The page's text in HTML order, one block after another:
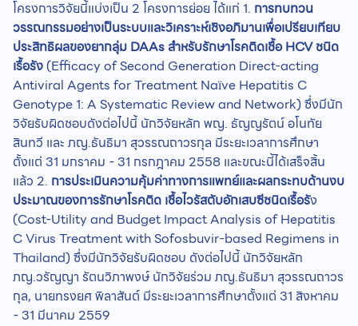
โครงการวิจัยนี้แบ่งเป็น 2 โครงการย่อย ได้แก่ 1. การทบทวน
วรรณกรรมอย่างเป็นระบบและวิเคราะห์เชิงอภิมานเพื่อเปรียบเทียบ
ประสิทธิผลของยากลุ่ม DAAs สำหรับรักษาโรคติดเชื้อ HCV ชนิด
เรื้อรัง(Efficacy of Second Generation Direct-acting
Antiviral Agents for Treatment Naïve Hepatitis C
Genotype 1: A Systematic Review and Network) ซึ่งมีนัก
วิจัยรับผิดชอบดังต่อไปนี้ นักวิจัยหลัก พญ. ธัญญรัตน์ อโนทัย
สินทวี และ ภญ.ธันธิมา สุวรรณถาวรกุล มีระยะเวลาการศึกษา
ตั้งแต่ 31 มกราคม - 31 กรกฎาคม 2558 และขณะนี้ได้เสร็จสิ้น
แล้ว 2. การประเมินความคุ้มค่าทางการแพทย์และผลกระทบด้านงบ
ประมาณของการรักษาโรคติด เชื้อไวรัสตับอักเสบซีชนิดเรื้อรัง
(Cost-Utility and Budget Impact Analysis of Hepatitis
C Virus Treatment with Sofosbuvir-based Regimens in
Thailand) ซึ่งมีนักวิจัยรับผิดชอบ ดังต่อไปนี้ นักวิจัยหลัก
ภญ.วรัญญา รัตนวิภาพงษ์ นักวิจัยร่วม ภญ.ธันธิมา สุวรรณถาวร
กุล, นายทรงยศ พิลาสันต์ มีระยะเวลาการศึกษาตั้งแต่ 31 สิงหาคม
- 31 มีนาคม 2559